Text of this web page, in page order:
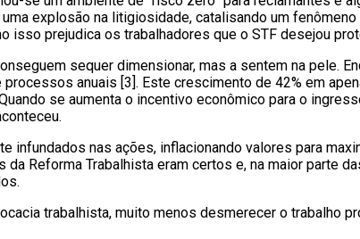
explosão na litigiosidade, catalisando um
isso prejudica os trabalhadores que o STF desejou
sequer dimensionar, mas a sentem na pele.
anuais [3]. Este crescimento de 42% em
se aumenta o incentivo econômico para o
nas ações, inflacionando valores para
Reforma Trabalhista eram certos e, na maior parte
trabalhista, muito menos desmerecer o trabalho